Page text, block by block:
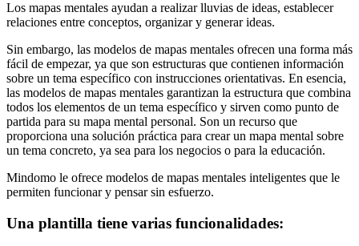
Los mapas mentales ayudan a realizar lluvias de ideas, establecer
relaciones entre conceptos, organizar y generar ideas.
Sin embargo, las modelos de mapas mentales ofrecen una forma más
fácil de empezar, ya que son estructuras que contienen información
sobre un tema específico con instrucciones orientativas. En esencia,
las modelos de mapas mentales garantizan la estructura que combina
todos los elementos de un tema específico y sirven como punto de
partida para su mapa mental personal. Son un recurso que
proporciona una solución práctica para crear un mapa mental sobre
un tema concreto, ya sea para los negocios o para la educación.
Mindomo le ofrece modelos de mapas mentales inteligentes que le
permiten funcionar y pensar sin esfuerzo.
Una plantilla tiene varias funcionalidades: